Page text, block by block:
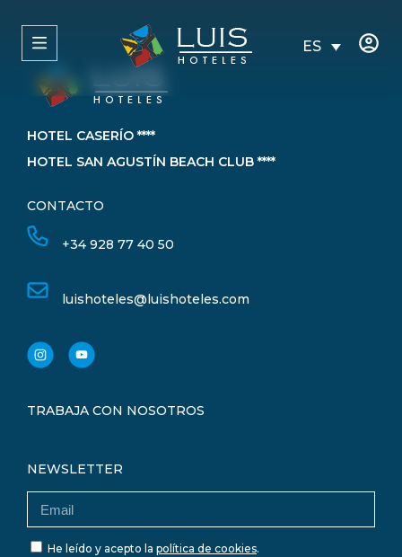
ES
HOTEL CASERÍO ****
HOTEL SAN AGUSTÍN BEACH CLUB ****
CONTACTO
+34 928 77 40 50
luishoteles@luishoteles.com
TRABAJA CON NOSOTROS
NEWSLETTER
He leído y acepto la política de cookies.